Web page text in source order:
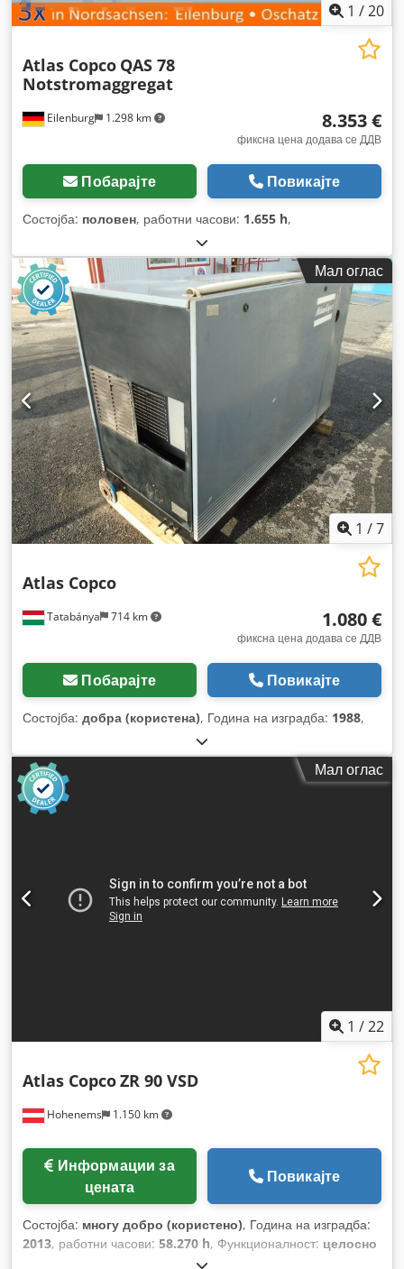
1 /20
Eilenburg 1.298 km
Atlas Copco QAS 78
Notstromaggregat
8.353 €
фиксна цена додава се ДДВ
Побарајте Повикајте
Состојба: половен, работни часови: 1.655 h,
Мал оглас
1 /7
Tatabánya 714 km
Atlas Copco
1.080 €
фиксна цена додава се ДДВ
Побарајте Повикајте
Состојба: добра (користена), Година на изградба: 1988,
Мал оглас
1 /22
Hohenems 1.150 km
Atlas CopcoZR 90 VSD
цената
Повикајте
Состојба: многу добро (користено), Година на изградба:
2013, работни часови: 58.270 h, Функционалност: целосно